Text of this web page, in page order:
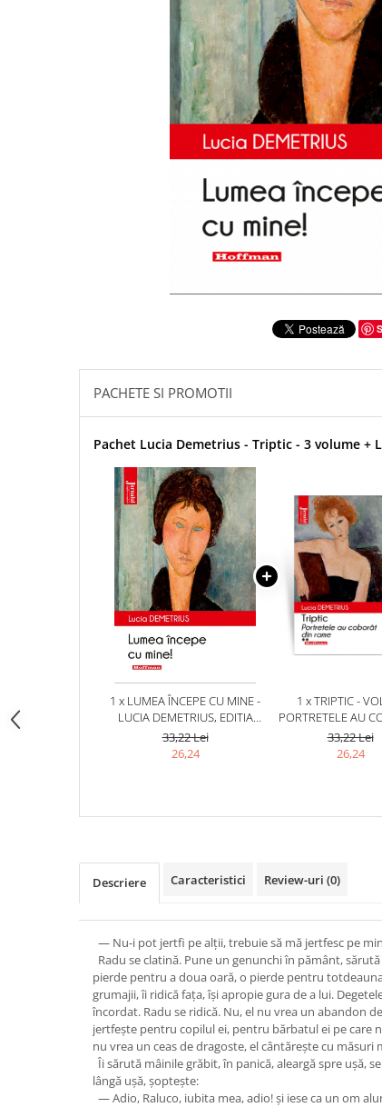
Publicistica / Reportaje / Interviuri
PACHETE SI PROMOTII
Pachet Lucia Demetrius - Triptic - 3 volume +
1 x LUMEA ÎNCEPE CU MINE -
LUCIA DEMETRIUS, EDITIA
2020
33,22 Lei
26,24
1 x TRIPTIC -
PORTRETELE AU
DIN RAME -
DEMETRIUS,
33,22 Lei
26,24
Descriere Caracteristici Review-uri (0)
— Nu-i pot jertfi pe alţii, trebuie să mă jertfesc pe
Radu se clatină. Pune un genunchi în pământ,
pierde pentru a doua oară, o pierde pentru
grumajii, îi ridică faţa, îşi apropie gura de a lui.
încordat. Radu se ridică. Nu, el nu vrea un abandon
jertfeşte pentru copilul ei, pentru bărbatul ei pe care
nu vrea un ceas de dragoste, el cântăreşte cu
Îi sărută mâinile grăbit, în panică, aleargă spre uşă,
lângă uşă, şopteşte:
— Adio, Raluco, iubita mea, adio! şi iese ca un om